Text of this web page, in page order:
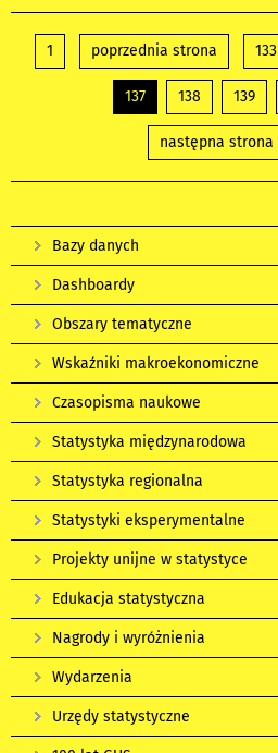
1 poprzednia strona 133
137 138 139
następna strona
Bazy danych
Dashboardy
Obszary tematyczne
Wskaźniki makroekonomiczne
Czasopisma naukowe
Statystyka międzynarodowa
Statystyka regionalna
Statystyki eksperymentalne
Projekty unijne w statystyce
Edukacja statystyczna
Nagrody i wyróżnienia
Wydarzenia
Urzędy statystyczne